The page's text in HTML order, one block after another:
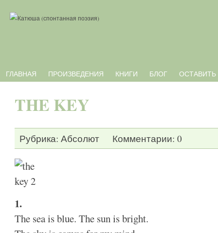
ГЛАВНАЯ ПРОИЗВЕДЕНИЯ КНИГИ БЛОГ
THE KEY
Рубрика: Абсолют Комментарии: 0
1.
The sea is blue. The sun is bright.